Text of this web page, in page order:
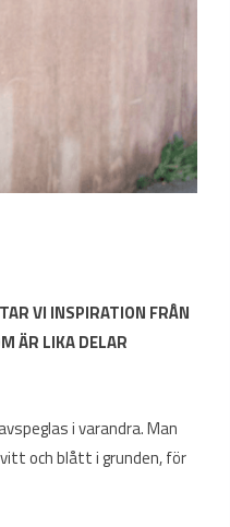
VI INSPIRATION FRÅN
ÄR LIKA DELAR
i varandra. Man
och blått i grunden, för